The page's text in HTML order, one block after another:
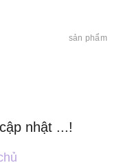
sản phẩm
nhật ...!